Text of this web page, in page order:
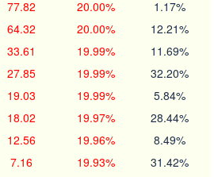
77.82 20.00% 1.17%
64.32 20.00% 12.21%
33.61 19.99% 11.69%
27.85 19.99% 32.20%
19.03 19.99% 5.84%
18.02 19.97% 28.44%
12.56 19.96% 8.49%
7.16 19.93% 31.42%